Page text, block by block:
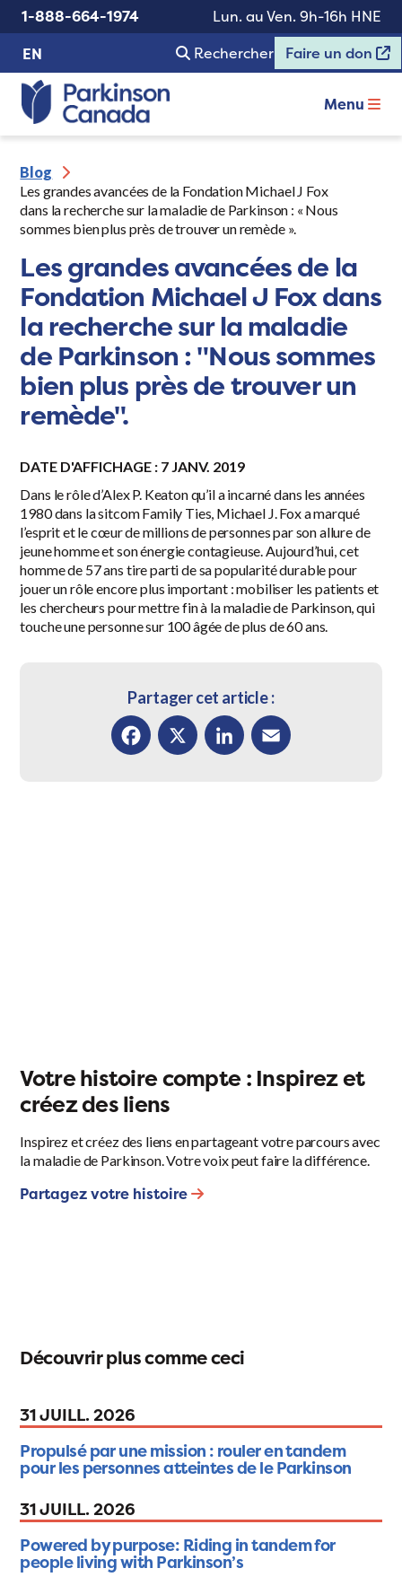
1-888-664-1974
Lun. au Ven. 9h-16h HNE
EN
Rechercher Faire un don
Menu
Blog
Les grandes avancées de la Fondation Michael J Fox
dans la recherche sur la maladie de Parkinson : « Nous
sommes bien plus près de trouver un remède ».
Les grandes avancées de la
Fondation Michael J Fox dans
la recherche sur la maladie
de Parkinson : "Nous sommes
bien plus près de trouver un
remède".
DATE D'AFFICHAGE : 7 JANV. 2019
Dans le rôle d’Alex P. Keaton qu’il a incarné dans les années
1980 dans la sitcom Family Ties, Michael J. Fox a marqué
l’esprit et le cœur de millions de personnes par son allure de
jeune homme et son énergie contagieuse. Aujourd’hui, cet
homme de 57 ans tire parti de sa popularité durable pour
jouer un rôle encore plus important : mobiliser les patients et
les chercheurs pour mettre fin à la maladie de Parkinson, qui
touche une personne sur 100 âgée de plus de 60 ans.
Partager cet article :
Votre histoire compte : Inspirez et
créez des liens
Inspirez et créez des liens en partageant votre parcours avec
la maladie de Parkinson. Votre voix peut faire la différence.
Partagez votre histoire
Découvrir plus comme ceci
31 JUILL. 2026
Propulsé par une mission : rouler en tandem
pour les personnes atteintes de le Parkinson
31 JUILL. 2026
Powered by purpose: Riding in tandem for
people living with Parkinson’s